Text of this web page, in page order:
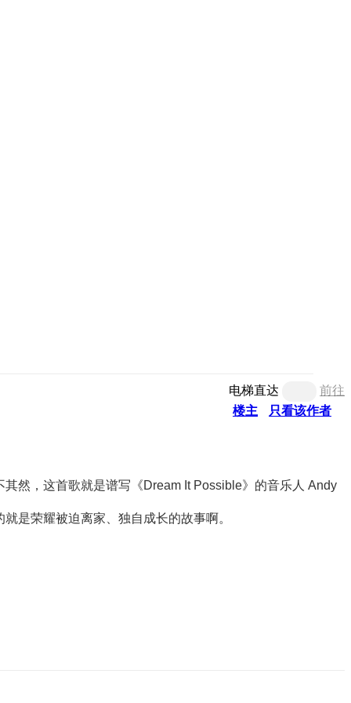
电梯直达
前往
楼主
只看该作者
然，这首歌就是谱写 《Dream It Possible》 的音乐人 Andy
是荣耀被迫离家、独自成长的故事啊。